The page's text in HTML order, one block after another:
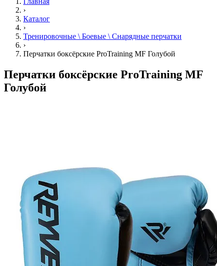
›
Каталог
›
Тренировочные \ Боевые \ Снарядные перчатки
›
Перчатки боксёрские ProTraining MF Голубой
Перчатки боксёрские ProTraining MF
Голубой